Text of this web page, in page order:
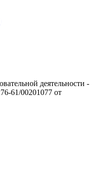
деятельности -
61/00201077 от